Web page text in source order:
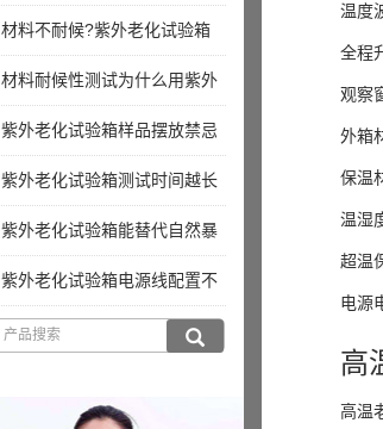
温度
全程
观察
外箱
保温
温湿
超温
电源
高
高温
材料不耐候?紫外老化试验箱
材料耐候性测试为什么用紫外
紫外老化试验箱样品摆放禁忌
紫外老化试验箱测试时间越长
紫外老化试验箱能替代自然暴
紫外老化试验箱电源线配置不